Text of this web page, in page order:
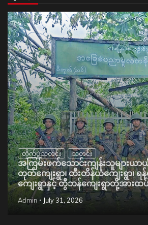
တိုက်ပွဲသတင်း သတင်း
အကြမ်းဖက်သောင်းကျန်းသူများယ
တုတ်ကျေးရွာ၊ တီးတိန်ယံကျေးရွာ၊ ရ
ကျေးရွာနှင့် တွီဘန်ကျေးရွာတို့အား
Admin July 31, 2026